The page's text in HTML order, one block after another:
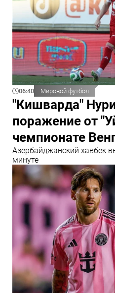
06:40 Мировой футбол
"Кишварда"
поражение от
чемпионате
Азербайджанский хавбек
минуте